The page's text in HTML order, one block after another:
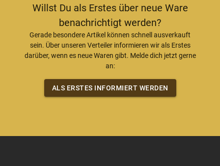
Willst Du als Erstes über neue Ware
benachrichtigt werden?
Gerade besondere Artikel können schnell ausverkauft
sein. Über unseren Verteiler informieren wir als Erstes
darüber, wenn es neue Waren gibt. Melde dich jetzt gerne
an:
ALS ERSTES INFORMIERT WERDEN